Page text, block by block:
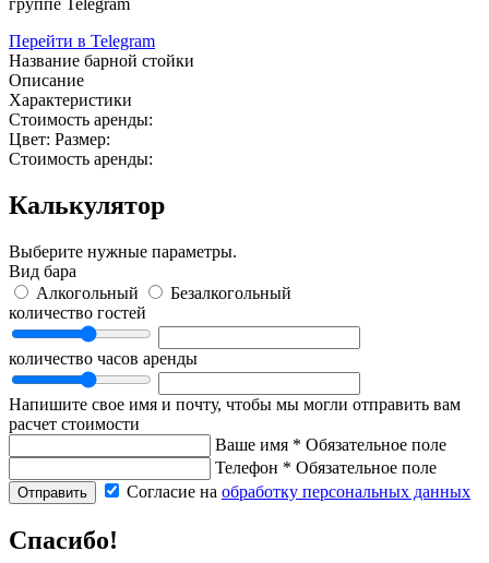
группе Telegram
Перейти в Telegram
Название барной стойки
Описание
Характеристики
Стоимость аренды:
Цвет: Размер:
Стоимость аренды:
Калькулятор
Выберите нужные параметры.
Вид бара
Алкогольный
Безалкогольный
количество гостей
количество часов аренды
Напишите свое имя и почту, чтобы мы могли отправить вам
расчет стоимости
Ваше имя * Обязательное поле
Телефон * Обязательное поле
Отправить Согласие на обработку персональных данных
Спасибо!